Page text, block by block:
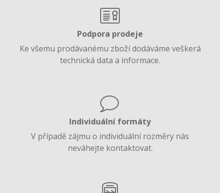
Podpora prodeje
Ke všemu prodávanému zboží dodáváme veškerá
technická data a informace.
Individuální formáty
V případě zájmu o individuální rozměry nás
neváhejte kontaktovat.